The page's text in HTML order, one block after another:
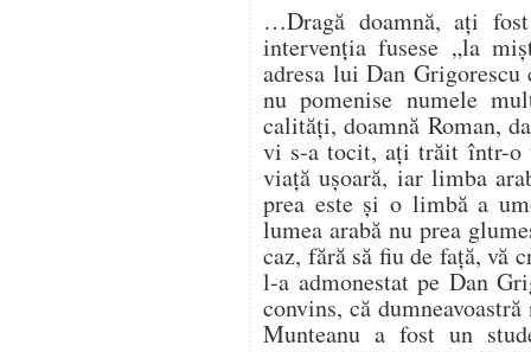
…Dragă doamnă, ați
intervenția fusese „la
adresa lui Dan
nu pomenise numele
calități, doamnă Roman,
vi s-a tocit, ați trăit într-o
viață ușoară, iar limba
prea este și o limbă a
lumea arabă nu prea
caz, fără să fiu de față, vă
l-a admonestat pe Dan
convins, că
Munteanu a fost un